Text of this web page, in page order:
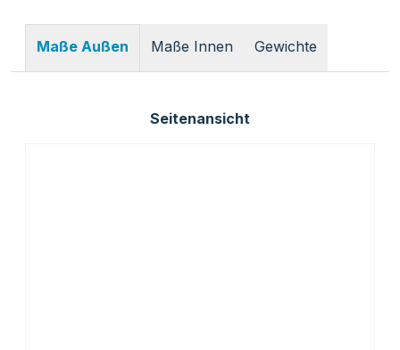
Maße Außen Maße Innen Gewichte
Seitenansicht